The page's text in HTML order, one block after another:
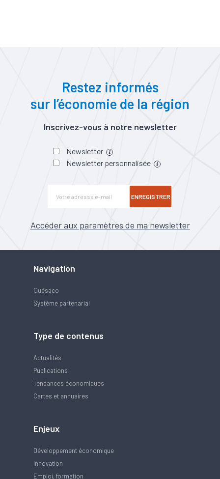
Restez informés
sur l’économie de la région
Inscrivez-vous à notre newsletter
Newsletter
Newsletter personnalisée
ENREGISTRER
Accéder aux paramètres de ma newsletter
Navigation
Quésaco
Système partenarial
Type de contenus
Actualités
Publications
Tendances économiques
Cartes et annuaires
Enjeux
Développement économique
Innovation
Emploi, formation